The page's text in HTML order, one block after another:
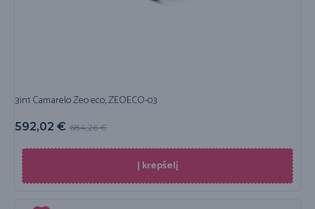
3in1 Camarelo Zeo eco, ZEOECO-03
684,26€
592,02 €
Į krepšelį